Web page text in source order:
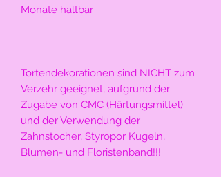
Monate haltbar
Tortendekorationen sind NICHT zum
Verzehr geeignet, aufgrund der
Zugabe von CMC (Härtungsmittel)
und der Verwendung der
Zahnstocher, Styropor Kugeln,
Blumen- und Floristenband!!!